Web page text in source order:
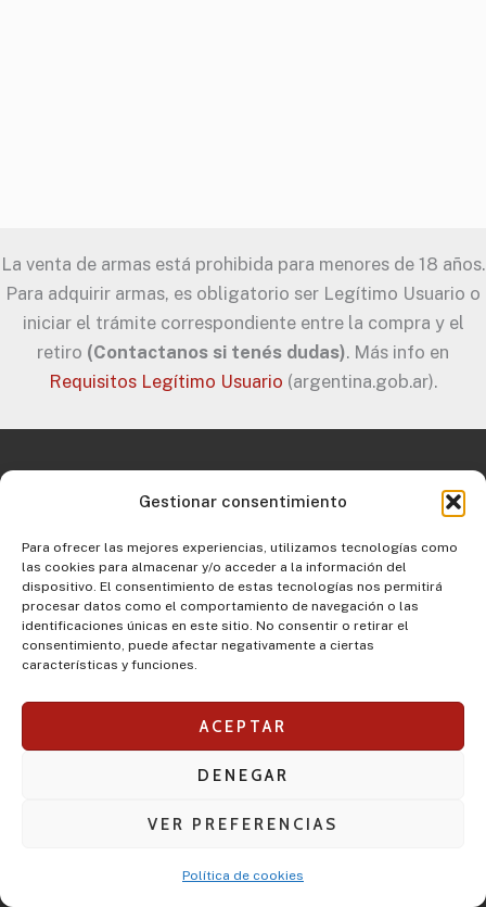
Gestionar consentimiento
Para ofrecer las mejores experiencias, utilizamos tecnologías como
las cookies para almacenar y/o acceder a la información del
dispositivo. El consentimiento de estas tecnologías nos permitirá
procesar datos como el comportamiento de navegación o las
identificaciones únicas en este sitio. No consentir o retirar el
consentimiento, puede afectar negativamente a ciertas
características y funciones.
ACEPTAR
DENEGAR
VER PREFERENCIAS
Política de cookies
La venta de armas está prohibida para menores de 18 años.
Para adquirir armas, es obligatorio ser Legítimo Usuario o
iniciar el trámite correspondiente entre la compra y el
retiro (Contactanos si tenés dudas). Más info en
Requisitos Legítimo Usuario (argentina.gob.ar).
Políticas de privacidad
Compliance anticorrupción
Términos y condiciones
---------------------
CONTACTO